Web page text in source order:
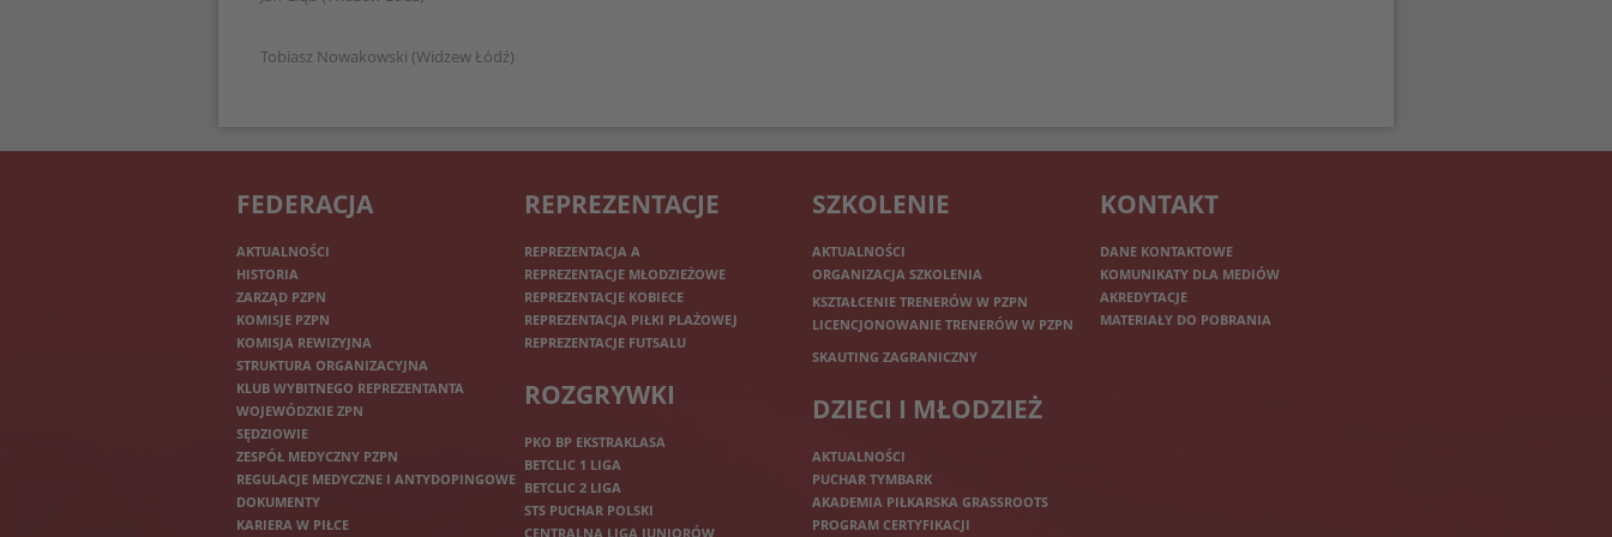
Tobiasz Nowakowski (Widzew Łódź)
FEDERACJA
AKTUALNOŚCI
HISTORIA
ZARZĄD PZPN
KOMISJE PZPN
KOMISJA REWIZYJNA
STRUKTURA ORGANIZACYJNA
KLUB WYBITNEGO REPREZENTANTA
WOJEWÓDZKIE ZPN
SĘDZIOWIE
ZESPÓŁ MEDYCZNY PZPN
REGULACJE MEDYCZNE I ANTYDOPINGOWE
DOKUMENTY
KARIERA W PIŁCE
REPREZENTACJE
REPREZENTACJA A
REPREZENTACJE MŁODZIEŻOWE
REPREZENTACJE KOBIECE
REPREZENTACJA PIŁKI PLAŻOWEJ
REPREZENTACJE FUTSALU
ROZGRYWKI
PKO BP EKSTRAKLASA
BETCLIC 1 LIGA
BETCLIC 2 LIGA
STS PUCHAR POLSKI
CENTRALNA LIGA JUNIORÓW
SZKOLENIE
AKTUALNOŚCI
ORGANIZACJA SZKOLENIA
KSZTAŁCENIE TRENERÓW W PZPN
LICENCJONOWANIE TRENERÓW W PZPN
SKAUTING ZAGRANICZNY
DZIECI I MŁODZIEŻ
AKTUALNOŚCI
PUCHAR TYMBARK
AKADEMIA PIŁKARSKA GRASSROOTS
PROGRAM CERTYFIKACJI
KONTAKT
DANE KONTAKTOWE
KOMUNIKATY DLA MEDIÓW
AKREDYTACJE
MATERIAŁY DO POBRANIA